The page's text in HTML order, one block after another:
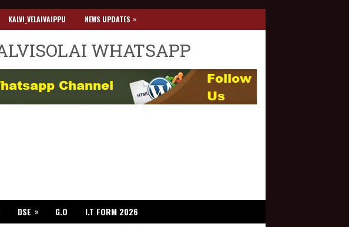
KALVI_VELAIVAIPPU NEWS UPDATES »
WHATSAPP
DSE » G.O I.T FORM 2026